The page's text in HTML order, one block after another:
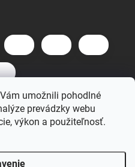
umožnili pohodlné
prevádzky webu
výkon a použiteľnosť.
. Všetky práva vyhradené.